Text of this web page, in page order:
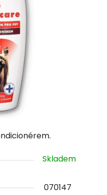
Skladem
070147